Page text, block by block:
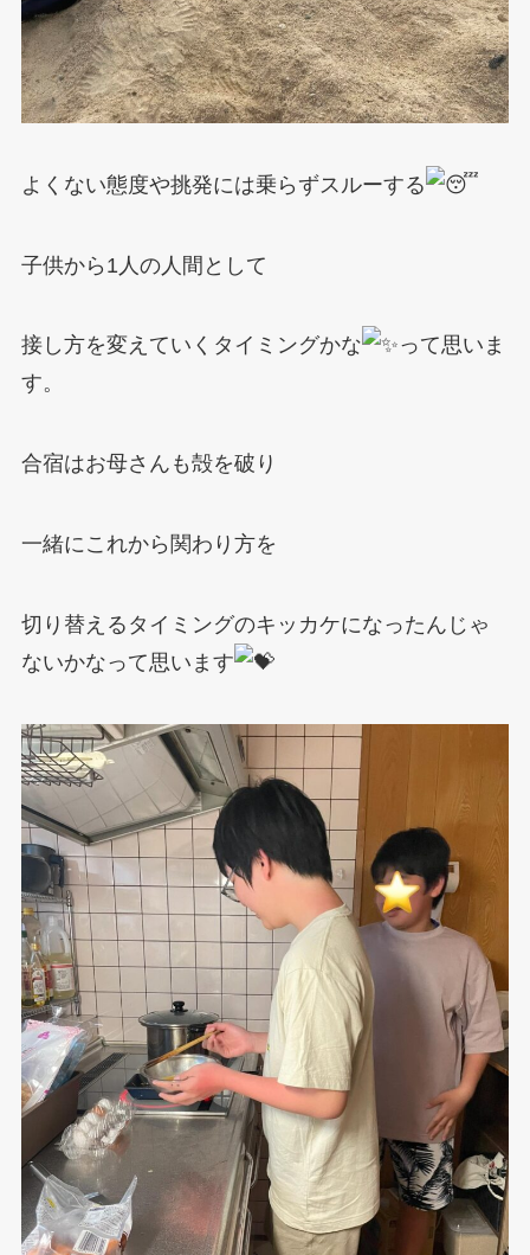
よくない態度や挑発には乗らずスルーする
子供から1人の人間として
接し方を変えていくタイミングかな
って思いま
す。
合宿はお母さんも殻を破り
一緒にこれから関わり方を
切り替えるタイミングのキッカケになったんじゃ
ないかなって思います